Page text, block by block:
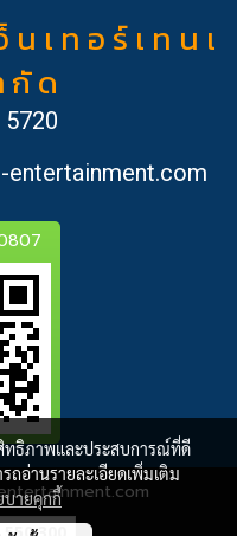
เ ท อ ร์ เ ท น เ
กั ด
5720
entertainment.com
4,550,300
ทธิภาพและประสบการณ์ที่ดี
ถอ่านรายละเอียดเพิ่มเติม
บายคุกกี้